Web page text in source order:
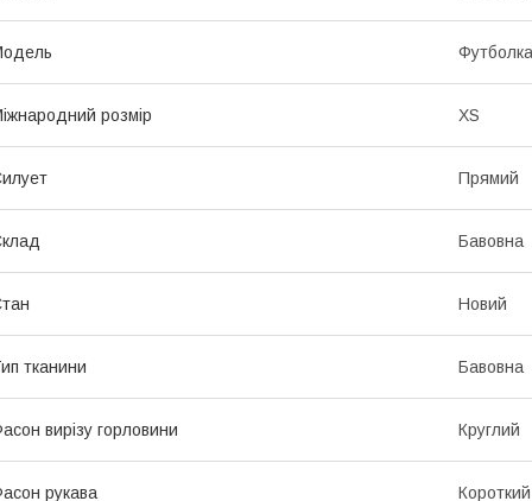
Футболка
розмір XS
Прямий
Бавовна
Новий
тканини Бавовна
вирізу горловини Круглий
рукава Короткий